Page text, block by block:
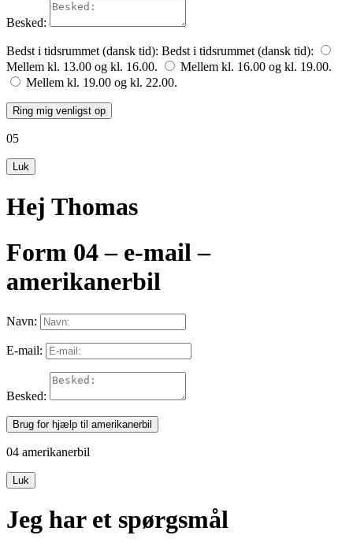
Besked:
Bedst i tidsrummet (dansk tid): Bedst i tidsrummet (dansk tid):
Mellem kl. 13.00 og kl. 16.00.
Mellem kl. 16.00 og kl. 19.00.
Mellem kl. 19.00 og kl. 22.00.
Ring mig venligst op
05
Luk
Hej Thomas
Form 04 – e-mail –
amerikanerbil
Navn:
E-mail:
Besked:
Brug for hjælp til amerikanerbil
04 amerikanerbil
Luk
Jeg har et spørgsmål